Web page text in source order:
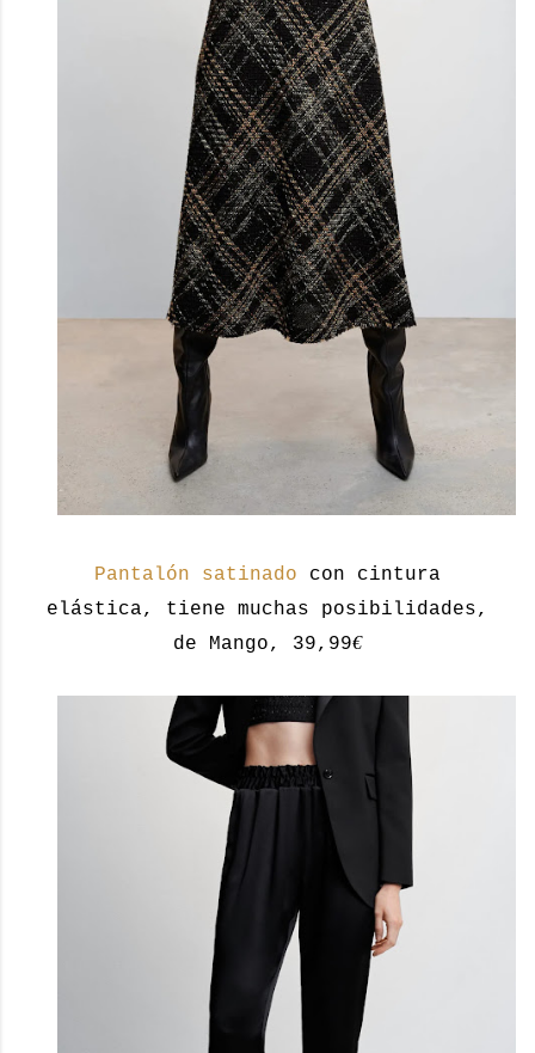
Pantalón satinado con cintura
elástica, tiene muchas posibilidades,
de Mango, 39,99€